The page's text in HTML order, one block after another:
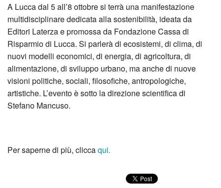
A Lucca dal 5 all’8 ottobre si terrà una manifestazione
multidisciplinare dedicata alla sostenibilità, ideata da
Editori Laterza e promossa da Fondazione Cassa di
Risparmio di Lucca. Si parlerà di ecosistemi, di clima, di
nuovi modelli economici, di energia, di agricoltura, di
alimentazione, di sviluppo urbano, ma anche di nuove
visioni politiche, sociali, filosofiche, antropologiche,
artistiche. L’evento è sotto la direzione scientifica di
Stefano Mancuso.
Per saperne di più, cliccaqui.